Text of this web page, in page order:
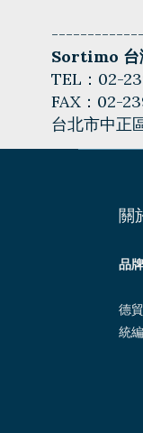
Sortimo 台
TEL：02-
FAX：02-
台北市中正
關
品
德
統